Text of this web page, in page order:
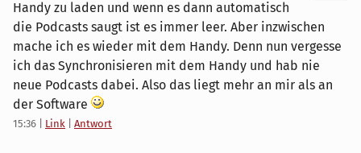
Handy zu laden und wenn es dann automatisch
die Podcasts saugt ist es immer leer. Aber inzwischen
mache ich es wieder mit dem Handy. Denn nun vergesse
ich das Synchronisieren mit dem Handy und hab nie
neue Podcasts dabei. Also das liegt mehr an mir als an
der Software
15:36 Link Antwort